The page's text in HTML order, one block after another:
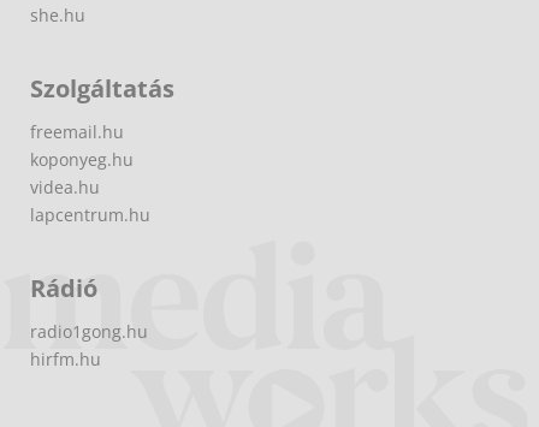
she.hu
Szolgáltatás
freemail.hu
koponyeg.hu
videa.hu
lapcentrum.hu
Rádió
radio1gong.hu
hirfm.hu